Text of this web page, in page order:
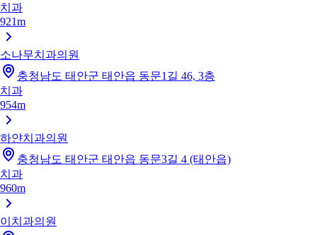
치과
921m
소나무치과의원
충청남도 태안군 태안읍 동문1길 46, 3층
치과
954m
하얀치과의원
충청남도 태안군 태안읍 동문3길 4 (태안읍)
치과
960m
이치과의원